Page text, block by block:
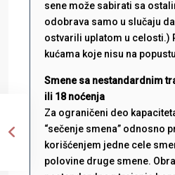
sene može sabirati sa
odobrava samo u slučaju
ostvarili uplatom u celosti.)
kućama koje nisu na
Smene sa nestandardnim
ili 18 noćenja
Za ograničeni deo
“sečenje smena” odnosno
korišćenjem jedne cele
polovine druge smene.